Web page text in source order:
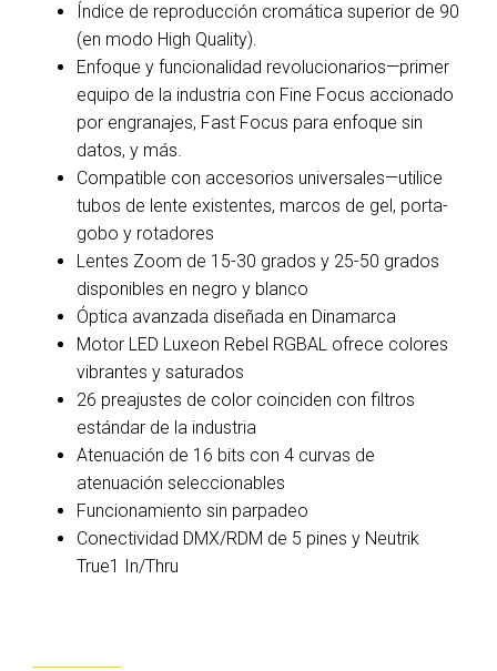
Índice de reproducción cromática superior de 90
(en modo High Quality).
Enfoque y funcionalidad revolucionarios—primer
equipo de la industria con Fine Focus accionado
por engranajes, Fast Focus para enfoque sin
datos, y más.
Compatible con accesorios universales—utilice
tubos de lente existentes, marcos de gel, porta-
gobo y rotadores
Lentes Zoom de 15-30 grados y 25-50 grados
disponibles en negro y blanco
Óptica avanzada diseñada en Dinamarca
Motor LED Luxeon Rebel RGBAL ofrece colores
vibrantes y saturados
26 preajustes de color coinciden con filtros
estándar de la industria
Atenuación de 16 bits con 4 curvas de
atenuación seleccionables
Funcionamiento sin parpadeo
Conectividad DMX/RDM de 5 pines y Neutrik
True1 In/Thru